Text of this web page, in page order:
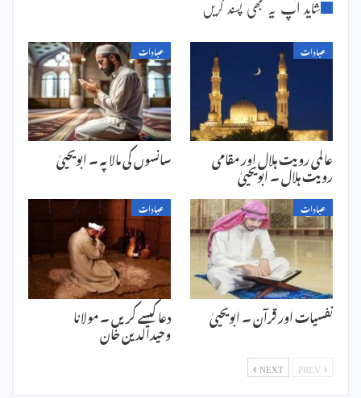
شاید آپ یہ بھی پسند کریں
عبادات
عالمی رویت ہلال اور مقامی
رویت ہلال ۔ ابویحییٰ
عبادات
سانسوں کی مالا پہ ۔ ابویحییٰ
عبادات
نفسیات اور قرآن ۔ ابویحییٰ
عبادات
دعا کیسے کریں ۔ مولانا
وحیدالدین خان
NEXT